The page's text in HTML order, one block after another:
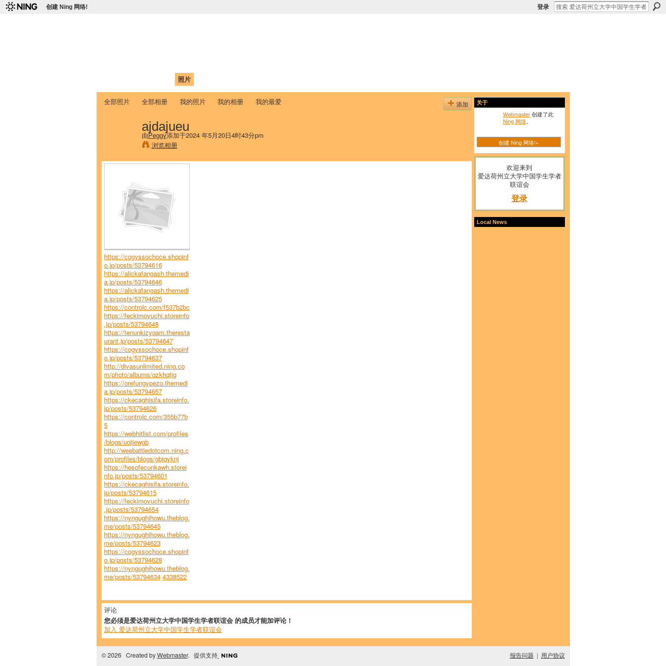
创建 Ning 网络! 登录
照片
全部照片 全部相册 我的照片 我的相册 我的最爱 添加
ajdajueu
由Peggy添加于2024 年5月20日4时43分pm
浏览相册
https://cogyssochoce.shopinf
o.jp/posts/53794616
https://alickafangash.themedi
a.jp/posts/53794646
https://alickafangash.themedi
a.jp/posts/53794625
https://controlc.com/f537b2bc
https://feckimovuchi.storeinfo
.jp/posts/53794648
https://tenunkizyqam.theresta
urant.jp/posts/53794647
https://cogyssochoce.shopinf
o.jp/posts/53794637
http://divasunlimited.ning.co
m/photo/albums/qzkhqtjg
https://orefungypezo.themedi
a.jp/posts/53794657
https://ckecaghisifa.storeinfo.
jp/posts/53794626
https://controlc.com/355b77b
5
https://webhitlist.com/profiles
/blogs/uotjewgb
http://weebattledotcom.ning.c
om/profiles/blogs/gbjqyknj
https://hesofecunkawh.storei
nfo.jp/posts/53794601
https://ckecaghisifa.storeinfo.
jp/posts/53794615
https://feckimovuchi.storeinfo
.jp/posts/53794654
https://nyngughihowu.theblog.
me/posts/53794645
https://nyngughihowu.theblog.
me/posts/53794623
https://cogyssochoce.shopinf
o.jp/posts/53794628
https://nyngughihowu.theblog.
me/posts/53794634 4338522
评论
您必须是爱达荷州立大学中国学生学者联谊会 的成员才能加评论！
加入 爱达荷州立大学中国学生学者联谊会
关于
Webmaster创建了此
Ning 网络。
创建 Ning 网络!»
欢迎来到
爱达荷州立大学中国学生学者
联谊会
登录
Local News
© 2026 Created byWebmaster. 提供支持 报告问题 | 用户协议